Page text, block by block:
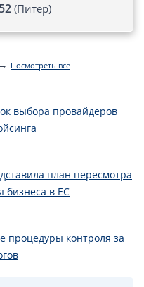
(Питер)
Посмотреть все
выбора провайдеров
план пересмотра
бизнеса в ЕС
процедуры контроля за